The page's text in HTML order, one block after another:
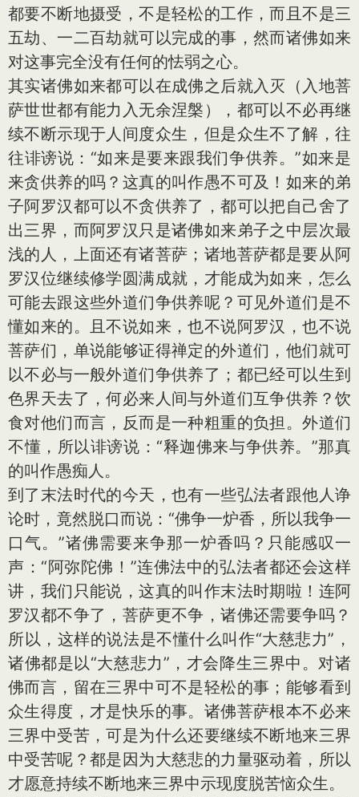
都要不断地摄受，不是轻松的工作，而且不是三
五劫、一二百劫就可以完成的事，然而诸佛如来
对这事完全没有任何的怯弱之心。
其实诸佛如来都可以在成佛之后就入灭（入地菩
萨世世都有能力入无余涅槃），都可以不必再继
续不断示现于人间度众生，但是众生不了解，往
往诽谤说：“如来是要来跟我们争供养。”如来是
来贪供养的吗？这真的叫作愚不可及！如来的弟
子阿罗汉都可以不贪供养了，都可以把自己舍了
出三界，而阿罗汉只是诸佛如来弟子之中层次最
浅的人，上面还有诸菩萨；诸地菩萨都是要从阿
罗汉位继续修学圆满成就，才能成为如来，怎么
可能去跟这些外道们争供养呢？可见外道们是不
懂如来的。且不说如来，也不说阿罗汉，也不说
菩萨们，单说能够证得禅定的外道们，他们就可
以不必与一般外道们争供养了；都已经可以生到
色界天去了，何必来人间与外道们互争供养？饮
食对他们而言，反而是一种粗重的负担。外道们
不懂，所以诽谤说：“释迦佛来与争供养。”那真
的叫作愚痴人。
到了末法时代的今天，也有一些弘法者跟他人诤
论时，竟然脱口而说：“佛争一炉香，所以我争一
口气。”诸佛需要来争那一炉香吗？只能感叹一
声：“阿弥陀佛！”连佛法中的弘法者都还会这样
讲，我们只能说，这真的叫作末法时期啦！连阿
罗汉都不争了，菩萨更不争，诸佛还需要争吗？
所以，这样的说法是不懂什么叫作“大慈悲力”，
诸佛都是以“大慈悲力”，才会降生三界中。对诸
佛而言，留在三界中可不是轻松的事；能够看到
众生得度，才是快乐的事。诸佛菩萨根本不必来
三界中受苦，可是为什么还要继续不断地来三界
中受苦呢？都是因为大慈悲的力量驱动着，所以
才愿意持续不断地来三界中示现度脱苦恼众生。